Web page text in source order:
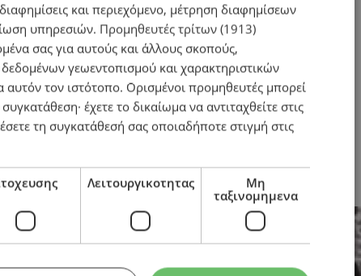
στη μέση του δρόμου
και περιεχόμενο, μέτρηση διαφημίσεων
υπηρεσιών. Προμηθευτές τρίτων (1913)
σας για αυτούς και άλλους σκοπούς,
γεωεντοπισμού και χαρακτηριστικών
αυτόν τον ιστότοπο. Ορισμένοι προμηθευτές μπορεί
έχετε το δικαίωμα να αντιταχθείτε στις
τη συγκατάθεσή σας οποιαδήποτε στιγμή στις
Λειτουργικοτητας
Μη
ταξινομημενα